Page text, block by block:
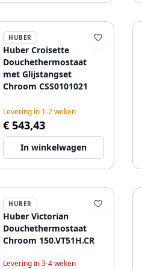
HUBER
Huber Croisette
Douchethermostaat
met Glijstangset
Chroom CSS0101021
Levering in 1-2 weken
€ 543,43
In winkelwagen
HUBER
Huber Victorian
Douchethermostaat
Chroom 150.VT51H.CR
Levering in 3-4 weken